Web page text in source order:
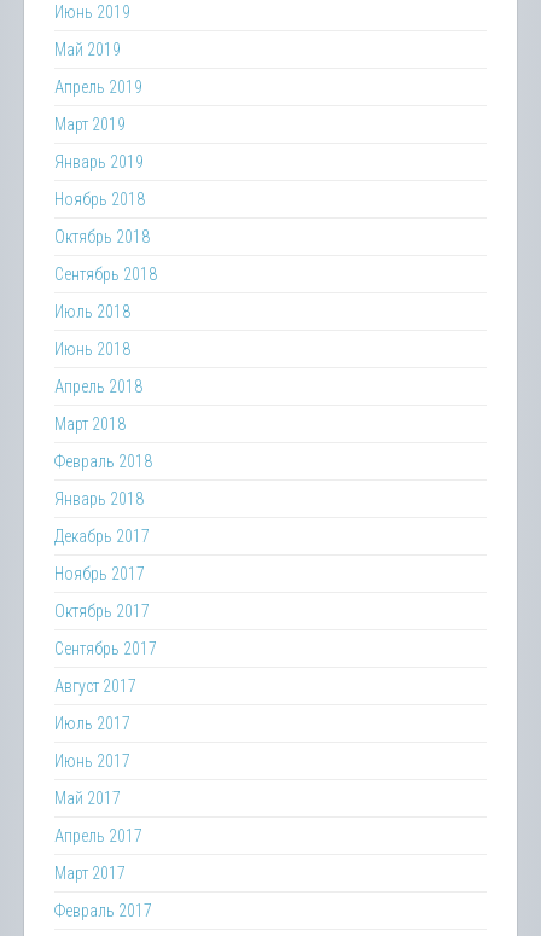
Июнь 2019
Май 2019
Апрель 2019
Март 2019
Январь 2019
Ноябрь 2018
Октябрь 2018
Сентябрь 2018
Июль 2018
Июнь 2018
Апрель 2018
Март 2018
Февраль 2018
Январь 2018
Декабрь 2017
Ноябрь 2017
Октябрь 2017
Сентябрь 2017
Август 2017
Июль 2017
Июнь 2017
Май 2017
Апрель 2017
Март 2017
Февраль 2017